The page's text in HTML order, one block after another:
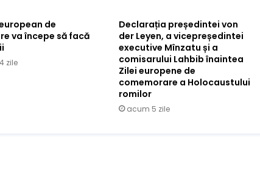
de
va începe să facă
zile
Declarația președintei von
der Leyen, a vicepreședintei
executive Mînzatu și a
comisarului Lahbib înaintea
Zilei europene de
comemorare a Holocaustului
romilor
acum 5 zile